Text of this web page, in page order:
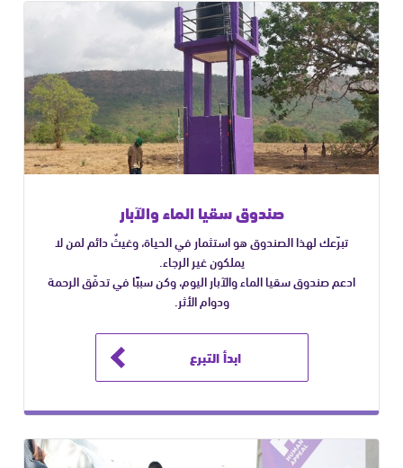
صندوق سقيا الماء والآبار
تبرّعك لهذا الصندوق هو استثمار في الحياة، وغيثٌ دائم لمن لا
يملكون غير الرجاء.
ادعم صندوق سقيا الماء والآبار اليوم، وكن سببًا في تدفّق الرحمة
ودوام الأثر.
ابدأ التبرع